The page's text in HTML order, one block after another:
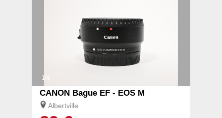
1/4
CANON Bague EF - EOS M
Albertville